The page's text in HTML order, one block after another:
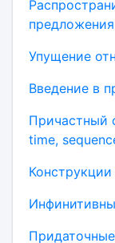
предложения
Упущение
Введение в
Причастный
time,